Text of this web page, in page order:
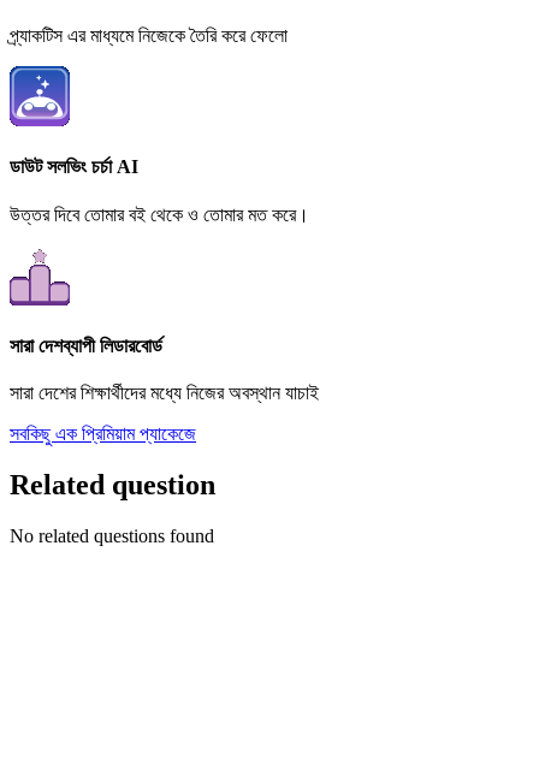
প্র্যাকটিস এর মাধ্যমে নিজেকে তৈরি করে ফেলো
ডাউট সলভিং চর্চা AI
উত্তর দিবে তোমার বই থেকে ও তোমার মত করে।
সারা দেশব্যাপী লিডারবোর্ড
সারা দেশের শিক্ষার্থীদের মধ্যে নিজের অবস্থান যাচাই
সবকিছু এক প্রিমিয়াম প্যাকেজে
Related question
No related questions found